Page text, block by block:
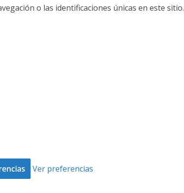
o las identificaciones únicas en este sitio.
Ver preferencias